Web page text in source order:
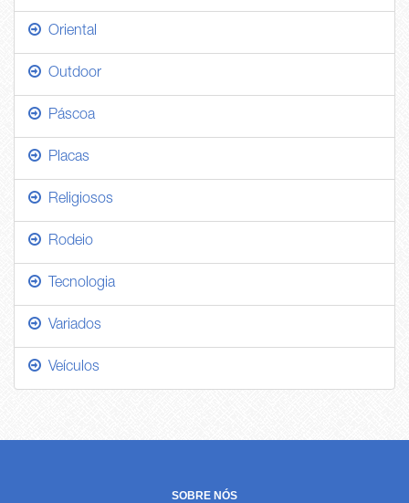
Oriental
Outdoor
Páscoa
Placas
Religiosos
Rodeio
Tecnologia
Variados
Veículos
SOBRE NÓS